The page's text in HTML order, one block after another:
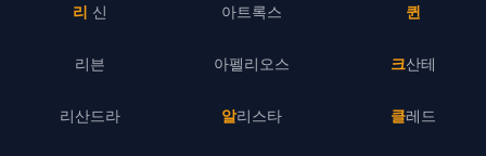
리 신
리븐
리산드라
아트록스
아펠리오스
알리스타
퀸
크산테
클레드